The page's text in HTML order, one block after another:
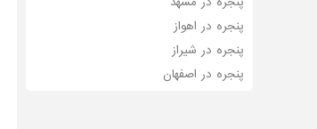
پنجره در اهواز
پنجره در شیراز
پنجره در اصفهان